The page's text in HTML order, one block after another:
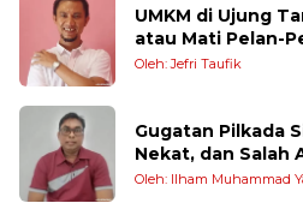
UMKM di Ujung
atau Mati Pelan-
Oleh: Jefri Taufik
Gugatan Pilkada
Nekat, dan Salah
Oleh: Ilham Muhammad